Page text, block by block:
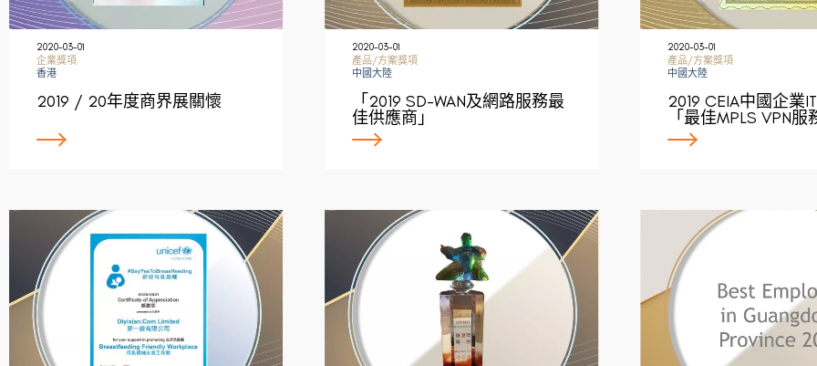
2020-03-01
企業獎項
香港
2019 / 20年度商界展關懷
2020-03-01
產品/方案獎項
中國大陸
「2019 SD-WAN及網路服務最
佳供應商」
2020-03-01
產品/方案獎項
中國大陸
2019 CEIA中國企業
「最佳MPLS VPN